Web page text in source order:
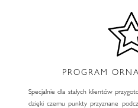
PROGRAM
Specjalnie dla stałych klientów
dzięki czemu punkty przyznane